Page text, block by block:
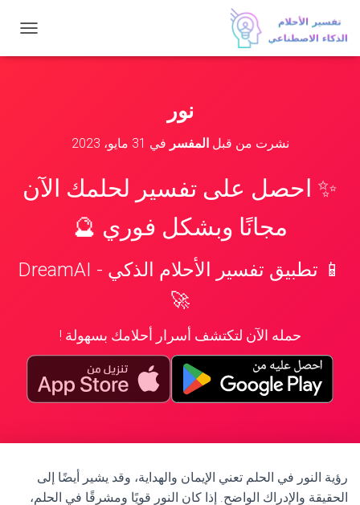
ب
ل
نور
نشرت من قبلالمفسر في 31 مايو، 2023
✨ احصل على تفسير لحلمك الآن
مجانًا وبشكل فوري 🔮
📱 تطبيق تفسير الأحلام الذكي - DreamAI
🚀
حمله الآن لتكتشف أسرار أحلامك بسهولة !
رؤية النور في الحلم تعني الإيمان والهداية، وقد يشير أيضًا إلى
الحقيقة والإدراك الواضح. إذا كان النور قويًا ومشرقًا في الحلم،